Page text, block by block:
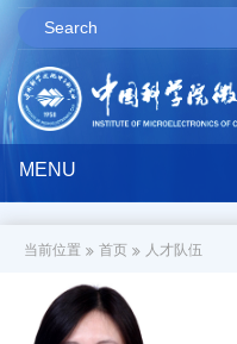
MENU
当前位置 首页 人才队伍